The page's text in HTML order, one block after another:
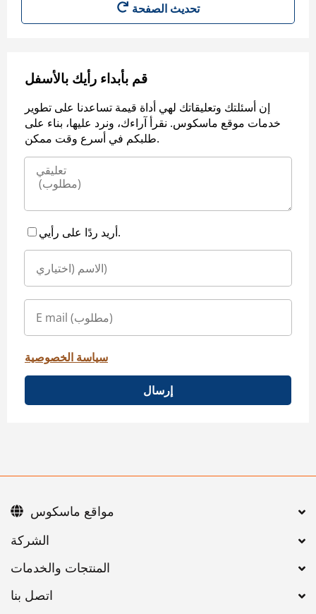
تحديث الصفحة
قم بأبداء رأيك بالأسفل
إن أسئلتك وتعليقاتك لهي أداة قيمة تساعدنا على تطوير
خدمات موقع ماسكوس. نقرأ آراءك، ونرد عليها، بناء على
طلبكم في أسرع وقت ممكن.
أريد ردًا على رأيي.
سياسة الخصوصية
إرسال
اتصل بنا
مواقع ماسكوس